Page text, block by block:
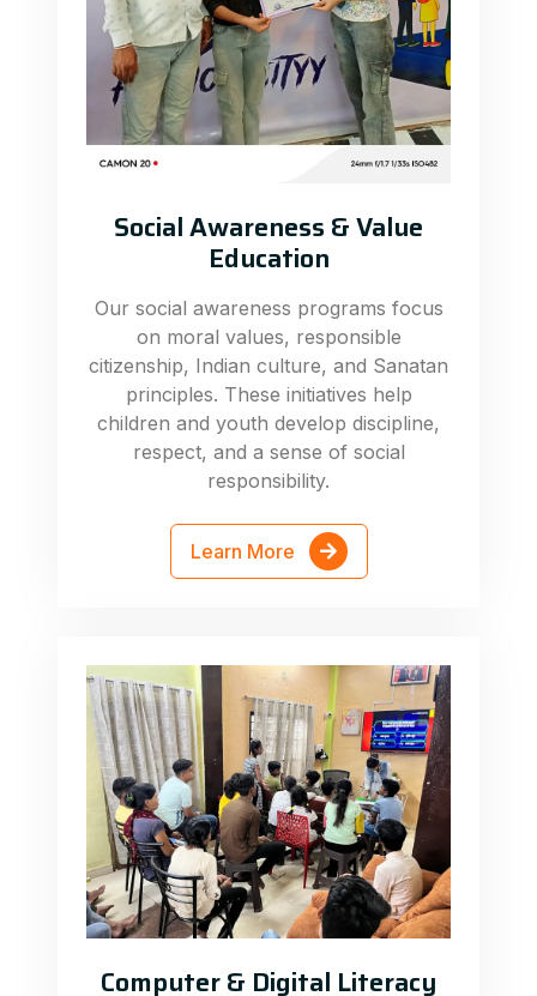
Social Awareness & Value
Education
Our social awareness programs focus
on moral values, responsible
citizenship, Indian culture, and Sanatan
principles. These initiatives help
children and youth develop discipline,
respect, and a sense of social
responsibility.
Learn More
Computer & Digital Literacy